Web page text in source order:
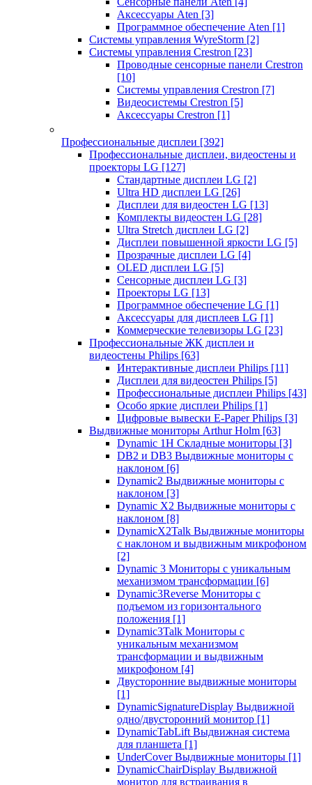
Аксессуары Aten [3]
Программное обеспечение Aten [1]
Системы управления WyreStorm [2]
Системы управления Crestron [23]
Проводные сенсорные панели Crestron
[10]
Системы управления Crestron [7]
Видеосистемы Crestron [5]
Аксессуары Crestron [1]
Профессиональные дисплеи [392]
Профессиональные дисплеи, видеостены и
проекторы LG [127]
Стандартные дисплеи LG [2]
Ultra HD дисплеи LG [26]
Дисплеи для видеостен LG [13]
Комплекты видеостен LG [28]
Ultra Stretch дисплеи LG [2]
Дисплеи повышенной яркости LG [5]
Прозрачные дисплеи LG [4]
OLED дисплеи LG [5]
Сенсорные дисплеи LG [3]
Проекторы LG [13]
Программное обеспечение LG [1]
Аксессуары для дисплеев LG [1]
Коммерческие телевизоры LG [23]
Профессиональные ЖК дисплеи и
видеостены Philips [63]
Интерактивные дисплеи Philips [11]
Дисплеи для видеостен Philips [5]
Профессиональные дисплеи Philips [43]
Особо яркие дисплеи Philips [1]
Цифровые вывески E-Paper Philips [3]
Выдвижные мониторы Arthur Holm [63]
Dynamic 1Н Складные мониторы [3]
DB2 и DB3 Выдвижные мониторы с
наклоном [6]
Dynamic2 Выдвижные мониторы с
наклоном [3]
Dynamic X2 Выдвижные мониторы с
наклоном [8]
DynamicX2Talk Выдвижные мониторы
с наклоном и выдвижным микрофоном
[2]
Dynamic 3 Мониторы с уникальным
механизмом трансформации [6]
Dynamic3Reverse Мониторы с
подъемом из горизонтального
положения [1]
Dynamic3Talk Мониторы с
уникальным механизмом
трансформации и выдвижным
микрофоном [4]
Двусторонние выдвижные мониторы
[1]
DynamicSignatureDisplay Выдвижной
одно/двусторонний монитор [1]
DynamicTabLift Выдвижная система
для планшета [1]
UnderCover Выдвижные мониторы [1]
DynamicChairDisplay Выдвижной
монитор для встраивания в